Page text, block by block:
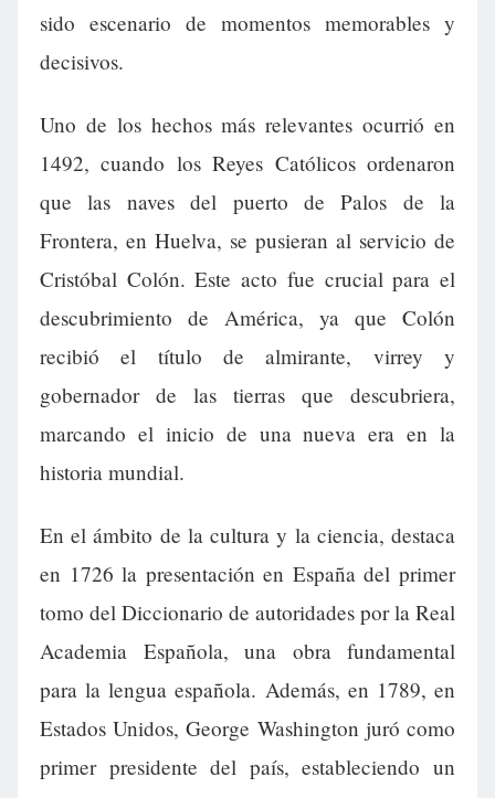
sido escenario de momentos memorables y
decisivos.
Uno de los hechos más relevantes ocurrió en
1492, cuando los Reyes Católicos ordenaron
que las naves del puerto de Palos de la
Frontera, en Huelva, se pusieran al servicio de
Cristóbal Colón. Este acto fue crucial para el
descubrimiento de América, ya que Colón
recibió el título de almirante, virrey y
gobernador de las tierras que descubriera,
marcando el inicio de una nueva era en la
historia mundial.
En el ámbito de la cultura y la ciencia, destaca
en 1726 la presentación en España del primer
tomo del Diccionario de autoridades por la Real
Academia Española, una obra fundamental
para la lengua española. Además, en 1789, en
Estados Unidos, George Washington juró como
primer presidente del país, estableciendo un